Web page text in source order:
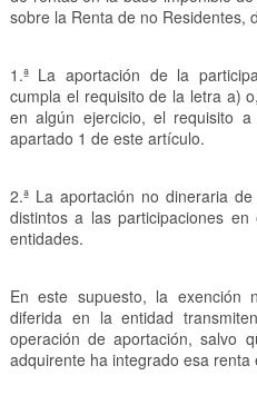
sobre la Renta de no Residentes,
1.ª La aportación de la
cumpla el requisito de la letra a)
en algún ejercicio, el requisito
apartado 1 de este artículo.
2.ª La aportación no dineraria
distintos a las participaciones
entidades.
En este supuesto, la exención
diferida en la entidad
operación de aportación, salvo
adquirente ha integrado esa renta